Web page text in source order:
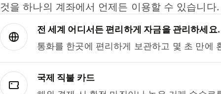
것을 하나의 계좌에서 언제든 이용할 수 있습니다.
전 세계 어디서든 편리하게 자금을 관리하세요.
통화를 한곳에 편리하게 보관하고 몇 초 만에
국제 직불 카드